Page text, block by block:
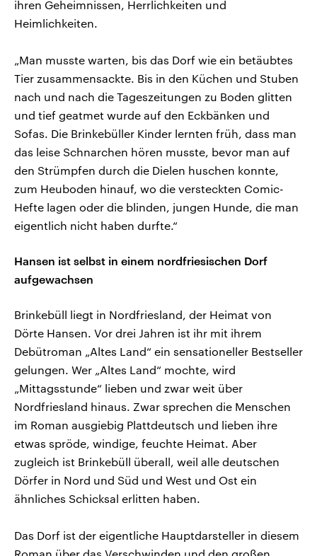
ihren Geheimnissen, Herrlichkeiten und
Heimlichkeiten.
„Man musste warten, bis das Dorf wie ein betäubtes
Tier zusammensackte. Bis in den Küchen und Stuben
nach und nach die Tageszeitungen zu Boden glitten
und tief geatmet wurde auf den Eckbänken und
Sofas. Die Brinkebüller Kinder lernten früh, dass man
das leise Schnarchen hören musste, bevor man auf
den Strümpfen durch die Dielen huschen konnte,
zum Heuboden hinauf, wo die versteckten Comic-
Hefte lagen oder die blinden, jungen Hunde, die man
eigentlich nicht haben durfte.“
Hansen ist selbst in einem nordfriesischen Dorf
aufgewachsen
Brinkebüll liegt in Nordfriesland, der Heimat von
Dörte Hansen. Vor drei Jahren ist ihr mit ihrem
Debütroman „Altes Land“ ein sensationeller Bestseller
gelungen. Wer „Altes Land“ mochte, wird
„Mittagsstunde“ lieben und zwar weit über
Nordfriesland hinaus. Zwar sprechen die Menschen
im Roman ausgiebig Plattdeutsch und lieben ihre
etwas spröde, windige, feuchte Heimat. Aber
zugleich ist Brinkebüll überall, weil alle deutschen
Dörfer in Nord und Süd und West und Ost ein
ähnliches Schicksal erlitten haben.
Das Dorf ist der eigentliche Hauptdarsteller in diesem